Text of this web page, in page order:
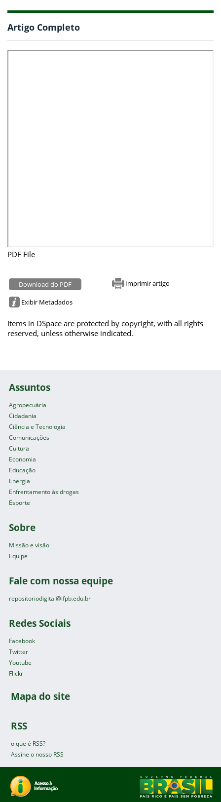
Artigo Completo
PDF File
Download do PDF Imprimir artigo
Exibir Metadados
Items in DSpace are protected by copyright, with all rights
reserved, unless otherwise indicated.
Assuntos
Agropecuária
Cidadania
Ciência e Tecnologia
Comunicações
Cultura
Economia
Educação
Energia
Enfrentamento às drogas
Esporte
Sobre
Missão e visão
Equipe
Fale com nossa equipe
repositoriodigital@ifpb.edu.br
Redes Sociais
Facebook
Twitter
Youtube
Flickr
Mapa do site
RSS
o que é RSS?
Assine o nosso RSS